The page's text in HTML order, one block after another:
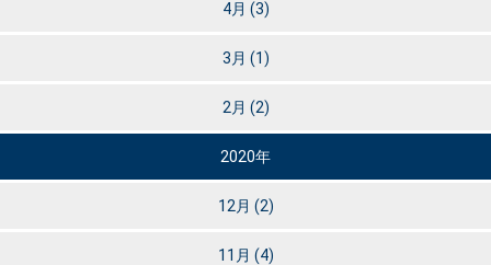
4月 (3)
3月 (1)
2月 (2)
2020年
12月 (2)
11月 (4)